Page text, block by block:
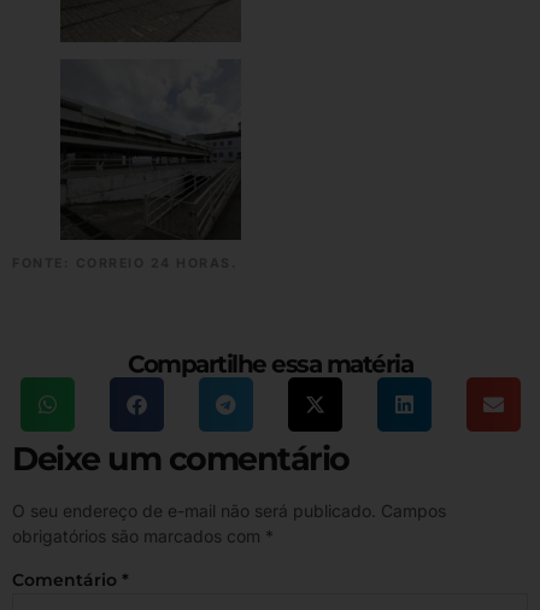
Compartilhe essa matéria
Deixe um comentário
O seu endereço de e-mail não será publicado. Campos
obrigatórios são marcados com *
Comentário *